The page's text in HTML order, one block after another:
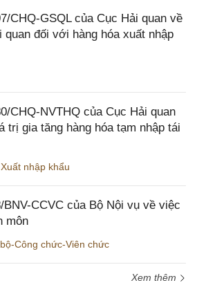
CHQ-GSQL của Cục Hải quan về
quan đối với hàng hóa xuất nhập
CHQ-NVTHQ của Cục Hải quan
trị gia tăng hàng hóa tạm nhập tái
Xuất nhập khẩu
BNV-CCVC của Bộ Nội vụ về việc
môn
Công chức-Viên chức
Xem thêm